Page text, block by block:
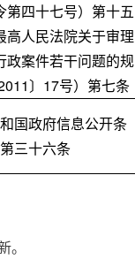
第四十七号）第十五
高人民法院关于审理
政案件若干问题的规
〕17号）第七条
国政府信息公开条
三十六条